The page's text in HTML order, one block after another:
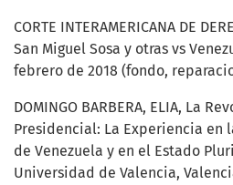
CORTE INTERAMERICANA DE
San Miguel Sosa y otras vs
febrero de 2018 (fondo,
DOMINGO BARBERA, ELIA, La
Presidencial: La Experiencia en
de Venezuela y en el Estado
Universidad de Valencia,